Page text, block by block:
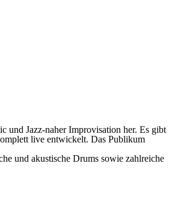
und Jazz-naher Improvisation her. Es gibt
live entwickelt. Das Publikum
und akustische Drums sowie zahlreiche